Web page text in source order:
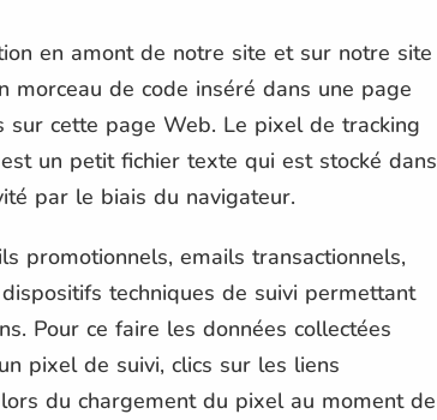
en amont de notre site et sur notre site
de code inséré dans une page
cette page Web. Le pixel de tracking
un petit fichier texte qui est stocké dans
par le biais du navigateur.
promotionnels, emails transactionnels,
techniques de suivi permettant
Pour ce faire les données collectées
pixel de suivi, clics sur les liens
du chargement du pixel au moment de